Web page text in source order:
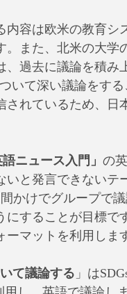
内容は欧米の教育
また、北米の大学
、過去に議論を積
いて深い議論をす
れているため、日
ニュース入門」 の
いと発言できないテ
かけでグループで
にすることが目標
マットを利用しま
て議論する 」は